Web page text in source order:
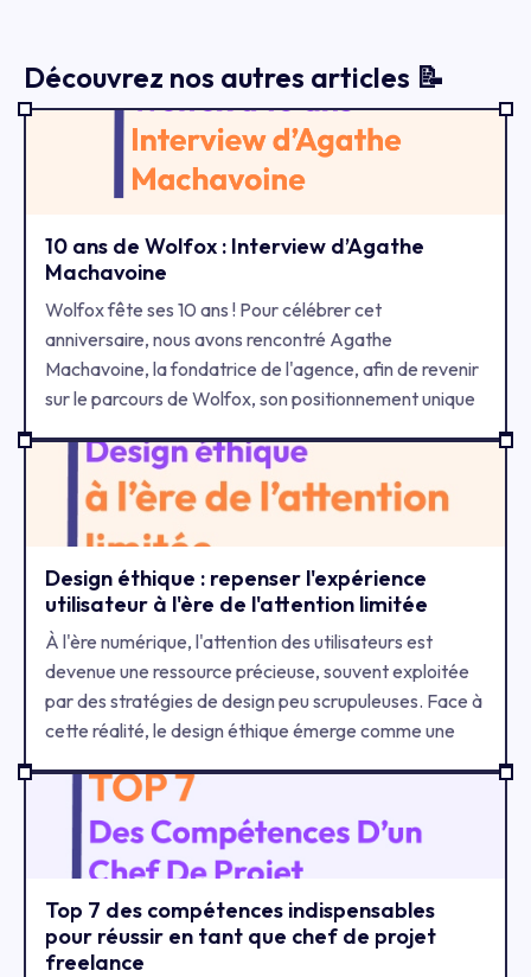
Découvrez nos autres articles 📝
10 ans de Wolfox : Interview d’Agathe
Machavoine
Wolfox fête ses 10 ans ! Pour célébrer cet
anniversaire, nous avons rencontré Agathe
Machavoine, la fondatrice de l'agence, afin de revenir
sur le parcours de Wolfox, son positionnement unique
Design éthique : repenser l'expérience
utilisateur à l'ère de l'attention limitée
À l'ère numérique, l'attention des utilisateurs est
devenue une ressource précieuse, souvent exploitée
par des stratégies de design peu scrupuleuses. Face à
cette réalité, le design éthique émerge comme une
utilisateur respectueuses et équilibrées.
Top 7 des compétences indispensables
pour réussir en tant que chef de projet
freelance